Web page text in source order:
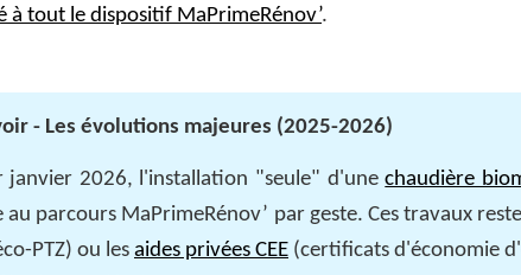
à tout le dispositif MaPrimeRénov’.
- Les évolutions majeures (2025-2026)
janvier 2026, l'installation "seule" d'unechaudière
au parcours MaPrimeRénov’ par geste. Ces travaux
PTZ) ou les aides privées CEE (certificats d'économie